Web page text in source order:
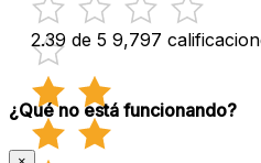
2.39 de 5 9,797
¿Qué no está funcionando?